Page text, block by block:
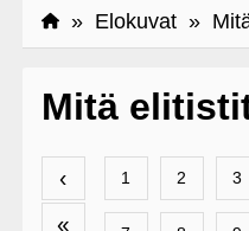
» Elokuvat» Mitä
Mitä
‹
«
1 2 3